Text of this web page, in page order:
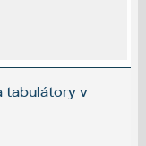
tabulátory v